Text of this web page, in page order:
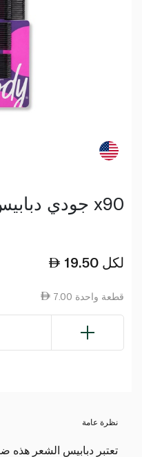
جودي دبابيس بنس سوداء x90
19.50 لكل
7.00 قطعة واحدة
نظرة عامة
تعتبر دبابيس الشعر هذه